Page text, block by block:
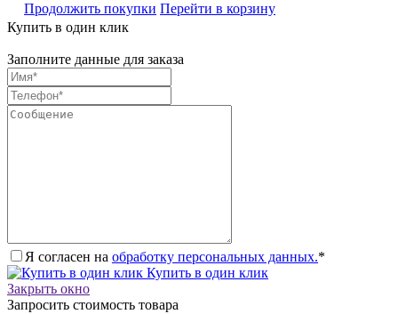
Продолжить покупки Перейти в корзину
Купить в один клик
Заполните данные для заказа
Я согласен на обработку персональных данных.*
Купить в один клик
Закрыть окно
Запросить стоимость товара